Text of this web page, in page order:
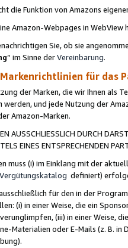
die Funktion von Amazons
Amazon-Webpages in WebView
Sie, ob sie
“ im Sinne derVereinbarung.
Markenrichtlinien für das
der Marken, die wir Ihnen als
und jede Nutzung der
Amazon-Marken.
AUSSCHLIESSLICH DURCH
EINES ENTSPRECHENDEN
muss (i) im Einklang mit der
Vergütungskatalog definiert)
für den in der
(i) in einer Weise, die ein
(iii) in einer Weise,
Materialien oder E-Mails (z. B. in